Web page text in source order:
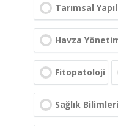
Tarımsal
Havza
Fitopatoloji
Sağlık Bilimleri